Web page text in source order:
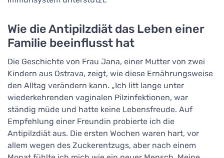
Wie die Antipilzdiät das Leben einer
Familie beeinflusst hat
Die Geschichte von Frau Jana, einer Mutter von zwei
Kindern aus Ostrava, zeigt, wie diese Ernährungsweise
den Alltag verändern kann. „Ich litt lange unter
wiederkehrenden vaginalen Pilzinfektionen, war
ständig müde und hatte keine Lebensfreude. Auf
Empfehlung einer Freundin probierte ich die
Antipilzdiät aus. Die ersten Wochen waren hart, vor
allem wegen des Zuckerentzugs, aber nach einem